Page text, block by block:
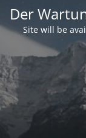
Der
Site will be